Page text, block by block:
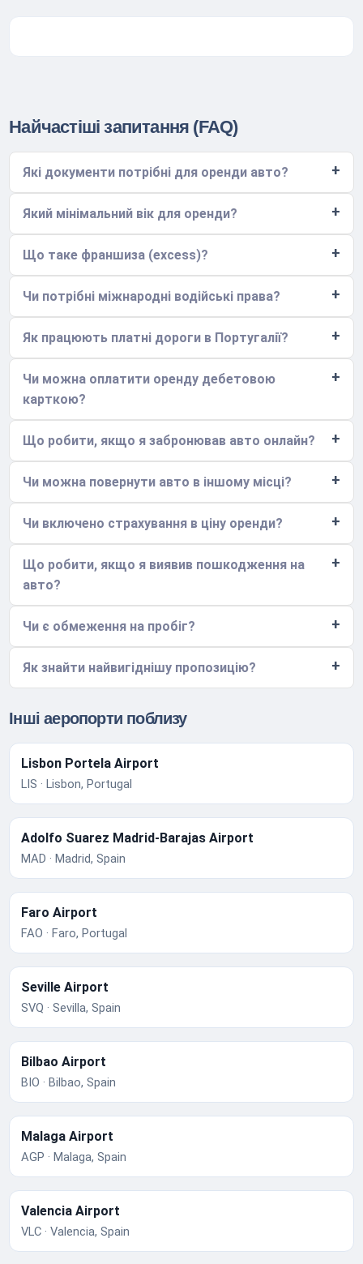
Найчастіші запитання (FAQ)
Які документи потрібні для оренди авто?
Який мінімальний вік для оренди?
Що таке франшиза (excess)?
Чи потрібні міжнародні водійські права?
Як працюють платні дороги в Португалії?
Чи можна оплатити оренду дебетовою
карткою?
Що робити, якщо я забронював авто онлайн?
Чи можна повернути авто в іншому місці?
Чи включено страхування в ціну оренди?
Що робити, якщо я виявив пошкодження на
авто?
Чи є обмеження на пробіг?
Як знайти найвигіднішу пропозицію?
Інші аеропорти поблизу
Lisbon Portela Airport
LIS · Lisbon, Portugal
Adolfo Suarez Madrid-Barajas Airport
MAD · Madrid, Spain
Faro Airport
FAO · Faro, Portugal
Seville Airport
SVQ · Sevilla, Spain
Bilbao Airport
BIO · Bilbao, Spain
Malaga Airport
AGP · Malaga, Spain
Valencia Airport
VLC · Valencia, Spain